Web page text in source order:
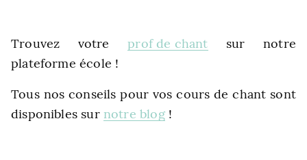
Trouvez votreprof de chant sur notre
plateforme école !
Tous nos conseils pour vos cours de chant sont
disponibles sur notre blog!